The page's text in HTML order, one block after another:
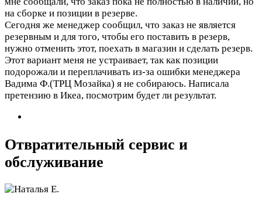
на сборке и позиции в резерве.
Сегодня же менеджер сообщил, что заказ не является
резервным и для того, чтобы его поставить в резерв,
нужно отменить этот, поехать в магазин и сделать резерв.
Этот вариант меня не устраивает, так как позиции
подорожали и переплачивать из-за ошибки менеджера
Вадима Ф.(ТРЦ Мозайка) я не собираюсь. Написала
претензию в Икеа, посмотрим будет ли результат.
Отвратительный сервис и
обслуживание